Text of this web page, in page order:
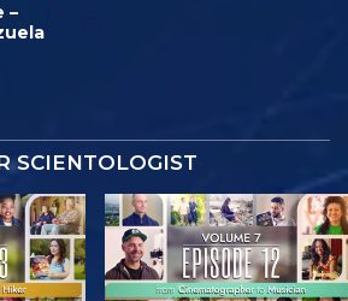
–
SCIENTOLOGIST